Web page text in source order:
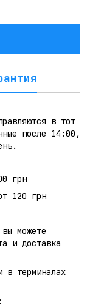
в тот
после 14:00,
грн
120 грн
можете
и доставка
в терминалах